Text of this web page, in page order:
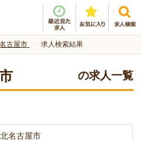
古屋市 求人検索結果
の求人一覧
名古屋市